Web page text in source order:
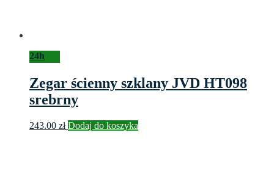
24h
Zegar ścienny szklany JVD HT098
srebrny
243.00 zł Dodaj do koszyka